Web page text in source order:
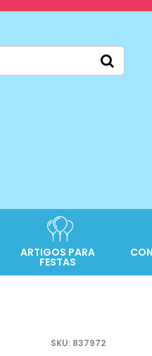
ARTIGOS PARA
FESTAS
837972